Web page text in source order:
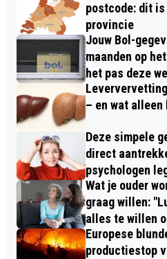
postcode: dit
provincie
Jouw Bol-
maanden op
het pas deze
– en wat
Deze simpele
direct
psychologen
Wat je ouder
graag willen:
alles te willen
Europese
productiestop